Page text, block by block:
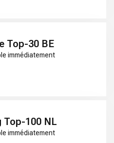
Top-30 BE
immédiatement
Top-100 NL
immédiatement